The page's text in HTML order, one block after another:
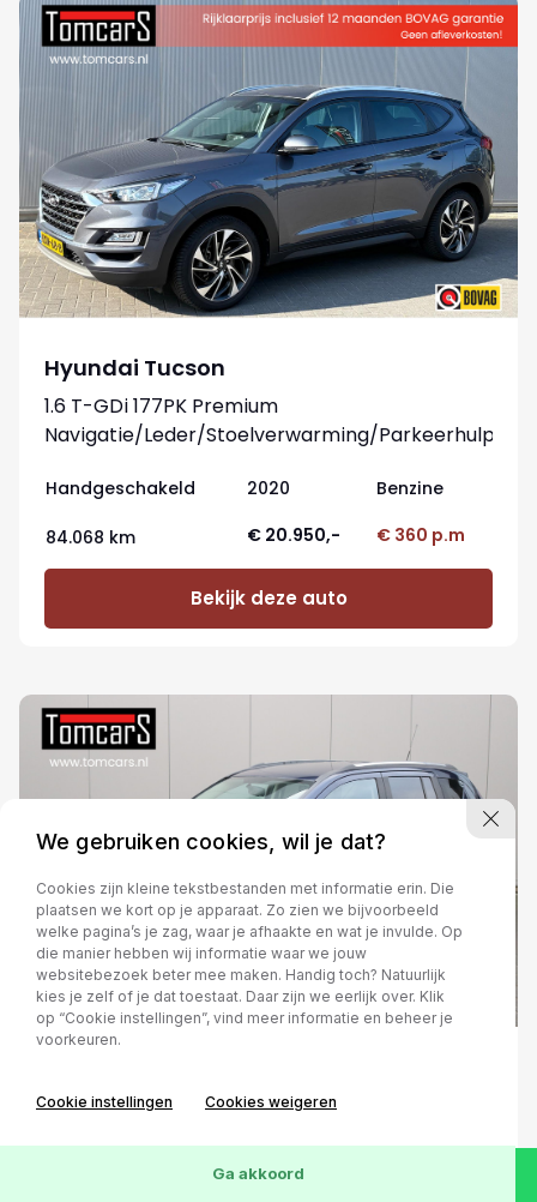
Hyundai Tucson
1.6 T-GDi 177PK Premium
Navigatie/Leder/Stoelverwarming/Parkeerhulp
Handgeschakeld 2020 Benzine
84.068 km € 20.950,- € 360 p.m
Bekijk deze auto
2.1 CRD Limited
We gebruiken cookies, wil je dat?
Cookies zijn kleine tekstbestanden met informatie erin. Die
plaatsen we kort op je apparaat. Zo zien we bijvoorbeeld
welke pagina’s je zag, waar je afhaakte en wat je invulde. Op
die manier hebben wij informatie waar we jouw
websitebezoek beter mee maken. Handig toch? Natuurlijk
kies je zelf of je dat toestaat. Daar zijn we eerlijk over. Klik
op “Cookie instellingen”, vind meer informatie en beheer je
voorkeuren.
Cookie instellingen Cookies weigeren
Ga akkoord